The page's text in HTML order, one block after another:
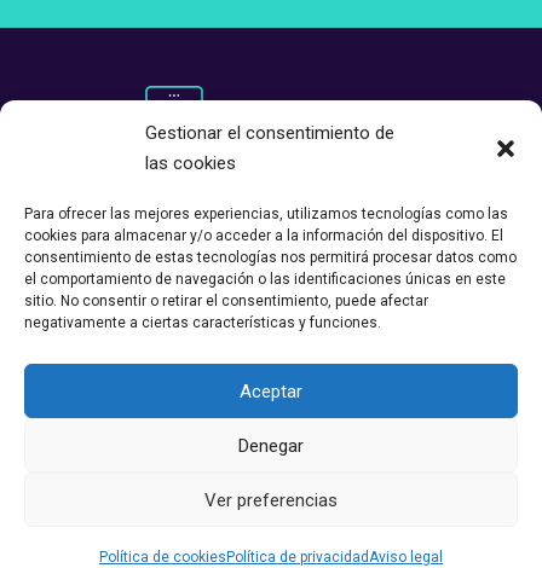
Gestionar el consentimiento de
las cookies
Para ofrecer las mejores experiencias, utilizamos tecnologías como las
cookies para almacenar y/o acceder a la información del dispositivo. El
consentimiento de estas tecnologías nos permitirá procesar datos como
el comportamiento de navegación o las identificaciones únicas en este
sitio. No consentir o retirar el consentimiento, puede afectar
negativamente a ciertas características y funciones.
Aceptar
Denegar
Ver preferencias
Política de cookies Política de privacidadAviso legal
Ampliando Democracia © 2023 –Aviso legal–Política de privacidad–
Política de cookies